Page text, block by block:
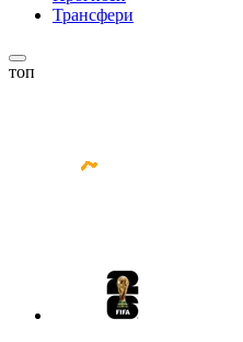
Трансфери
топ